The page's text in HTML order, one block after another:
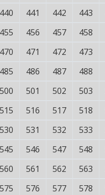
440 441 442 443
455 456 457 458
470 471 472 473
485 486 487 488
500 501 502 503
515 516 517 518
530 531 532 533
545 546 547 548
560 561 562 563
575 576 577 578